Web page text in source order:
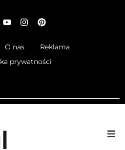
O nas
Reklama
prywatności